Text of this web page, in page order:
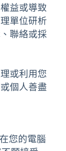
益或導致
單位研析
聯絡或採
或利用您
個人善盡
您的電腦